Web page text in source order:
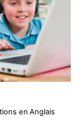
en Anglais